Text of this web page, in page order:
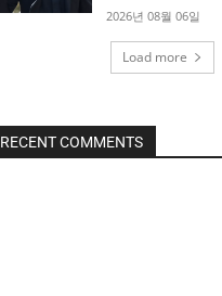
2026년 08월 06일
Load more
RECENT COMMENTS